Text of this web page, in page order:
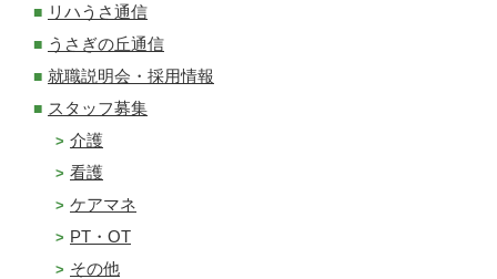
リハうさ通信
うさぎの丘通信
就職説明会・採用情報
スタッフ募集
介護
看護
ケアマネ
PT・OT
その他